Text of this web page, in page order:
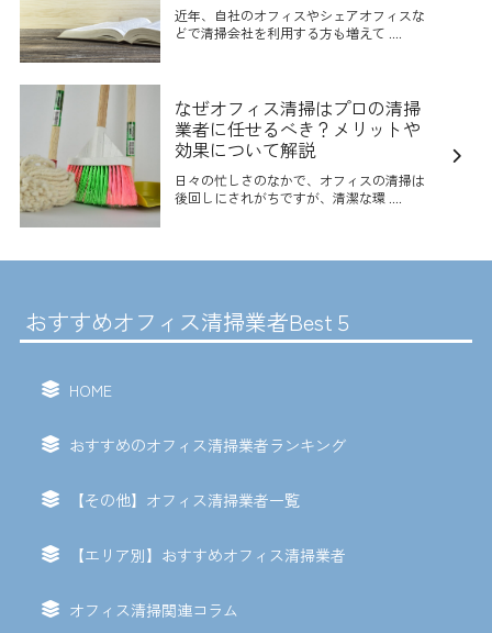
近年、自社のオフィスやシェアオフィスな
どで清掃会社を利用する方も増えて ....
なぜオフィス清掃はプロの清掃
業者に任せるべき？メリットや
効果について解説
日々の忙しさのなかで、オフィスの清掃は
後回しにされがちですが、清潔な環 ....
おすすめオフィス清掃業者Best５
HOME
おすすめのオフィス清掃業者ランキング
【その他】オフィス清掃業者一覧
【エリア別】おすすめオフィス清掃業者
オフィス清掃関連コラム